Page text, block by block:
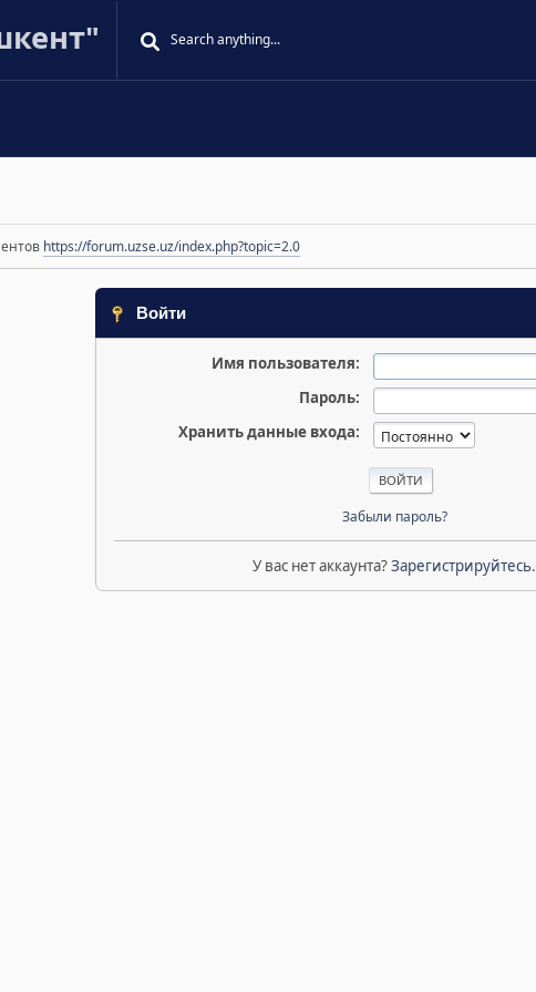
https://forum.uzse.uz/index.php?topic=2.0
Войти
Имя пользователя:
Пароль:
Хранить данные входа:
Забыли пароль?
У вас нет аккаунта?Зарегистрируйтесь.